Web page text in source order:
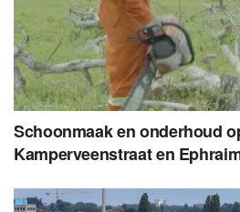
Schoonmaak en onderhoud
Kamperveenstraat en